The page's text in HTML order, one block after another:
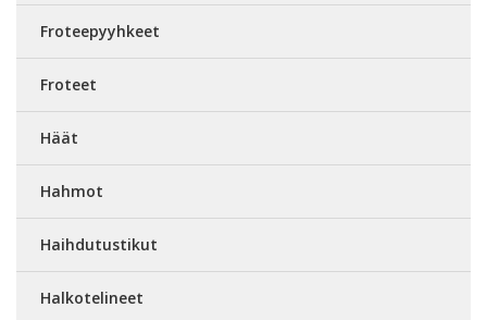
Froteepyyhkeet
Froteet
Häät
Hahmot
Haihdutustikut
Halkotelineet